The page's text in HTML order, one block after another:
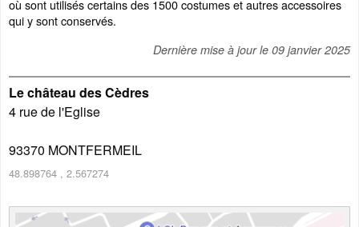
où sont utilisés certains des 1500 costumes et autres accessoires
qui y sont conservés.
Dernière mise à jour le 09 janvier 2025
Le château des Cèdres
4 rue de l'Eglise
93370 MONTFERMEIL
48.898764 , 2.567274